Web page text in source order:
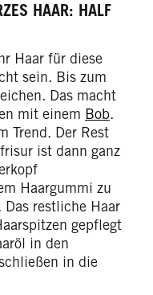
HAAR: HALF
Haar für diese
sein. Bis zum
Das macht
mit einem Bob.
Trend. Der Rest
ist dann ganz
Haargummi zu
restliche Haar
gepflegt
in den
in die